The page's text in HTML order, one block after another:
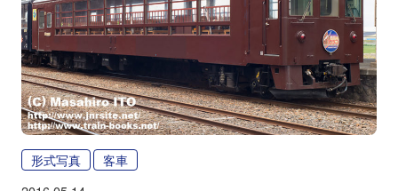
形式写真 客車